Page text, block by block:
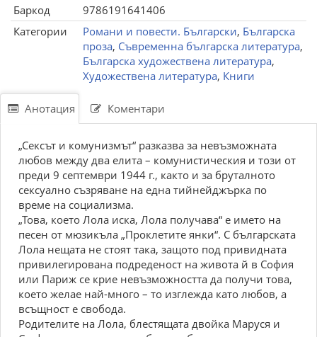
Баркод
9786191641406
Категории
Романи и повести. Български, Българска
проза, Съвременна българска литература,
Българска художествена литература,
Художествена литература, Книги
Анотация Коментари
„Сексът и комунизмът“ разказва за невъзможната
любов между два елита – комунистическия и този от
преди 9 септември 1944 г., както и за бруталното
сексуално съзряване на една тийнейджърка по
време на социализма.
„Това, което Лола иска, Лола получава“ е името на
песен от мюзикъла „Проклетите янки“. С българската
Лола нещата не стоят така, защото под привидната
привилегирована подреденост на живота й в София
или Париж се крие невъзможността да получи това,
което желае най-много – то изглежда като любов, а
всъщност е свобода.
Родителите на Лола, блестящата двойка Маруся и